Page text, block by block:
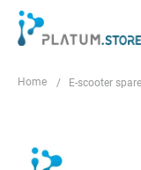
E-scooter